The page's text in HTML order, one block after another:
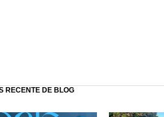
RECENTE DE BLOG